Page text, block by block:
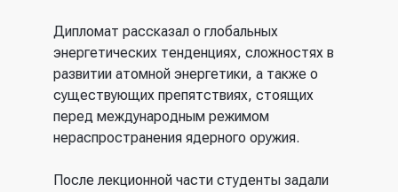
Дипломат рассказал о глобальных
энергетических тенденциях, сложностях в
развитии атомной энергетики, а также о
существующих препятствиях, стоящих
перед международным режимом
нераспространения ядерного оружия.
После лекционной части студенты задали